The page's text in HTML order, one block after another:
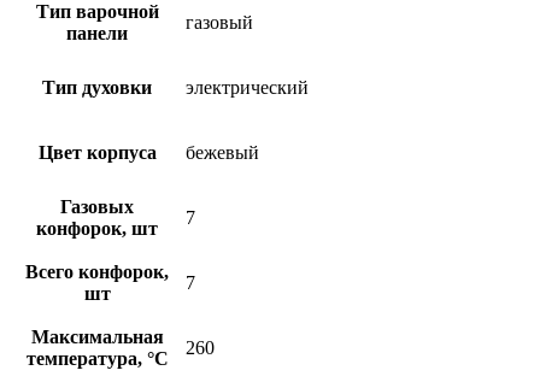
Тип варочной
панели
газовый
Тип духовки электрический
Цвет корпуса бежевый
Газовых
конфорок, шт
7
Всего конфорок,
шт
7
Максимальная
температура, °С
260